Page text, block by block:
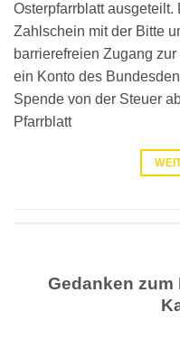
Osterpfarrblatt
Zahlschein mit der Bitte
barrierefreien Zugang
ein Konto des
Spende von der Steuer
Pfarrblatt
Gedanken